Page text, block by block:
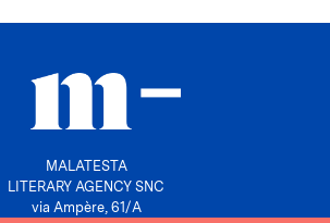
MALATESTA
LITERARY AGENCY SNC
via Ampère, 61/A